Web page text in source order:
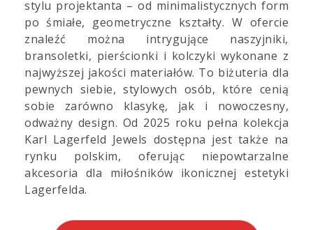
stylu projektanta – od minimalistycznych form
po śmiałe, geometryczne kształty. W ofercie
znaleźć można intrygujące naszyjniki,
bransoletki, pierścionki i kolczyki wykonane z
najwyższej jakości materiałów. To biżuteria dla
pewnych siebie, stylowych osób, które cenią
sobie zarówno klasykę, jak i nowoczesny,
odważny design. Od 2025 roku pełna kolekcja
Karl Lagerfeld Jewels dostępna jest także na
rynku polskim, oferując niepowtarzalne
akcesoria dla miłośników ikonicznej estetyki
Lagerfelda.